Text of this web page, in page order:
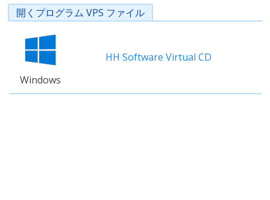
開くプログラム VPS ファイル
Windows
HH Software Virtual CD